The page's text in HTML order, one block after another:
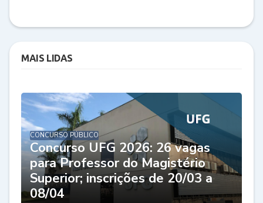
MAIS LIDAS
CONCURSO PÚBLICO
Concurso UFG 2026: 26 vagas
para Professor do Magistério
Superior; inscrições de 20/03 a
08/04